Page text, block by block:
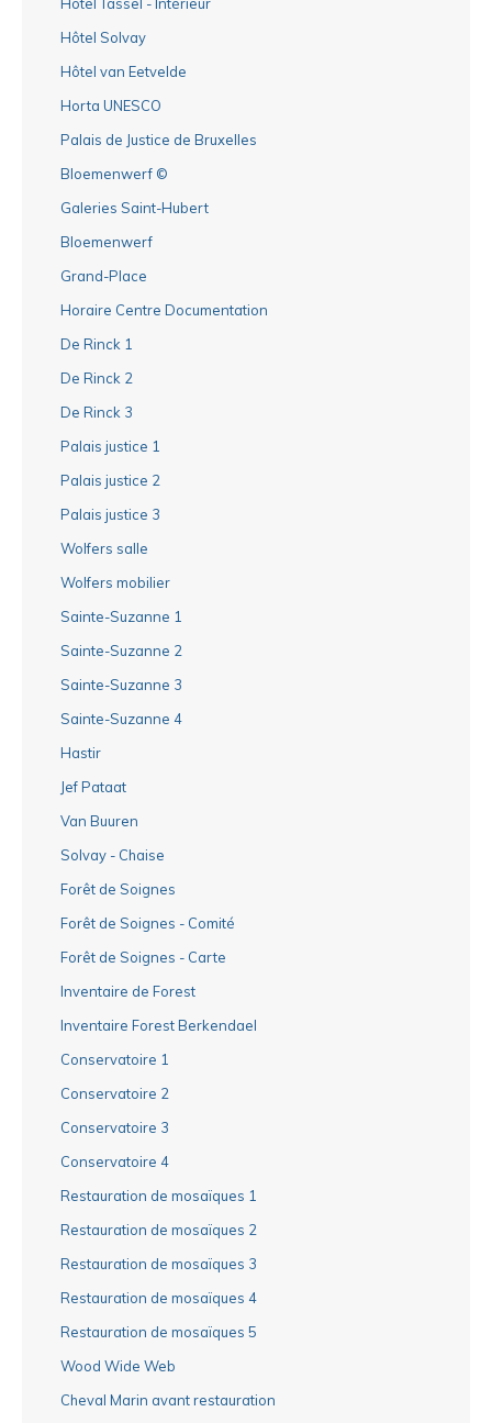
Hôtel Solvay
Hôtel van Eetvelde
Horta UNESCO
Palais de Justice de Bruxelles
Bloemenwerf ©
Galeries Saint-Hubert
Bloemenwerf
Grand-Place
Horaire Centre Documentation
De Rinck 1
De Rinck 2
De Rinck 3
Palais justice 1
Palais justice 2
Palais justice 3
Wolfers salle
Wolfers mobilier
Sainte-Suzanne 1
Sainte-Suzanne 2
Sainte-Suzanne 3
Sainte-Suzanne 4
Hastir
Jef Pataat
Van Buuren
Solvay - Chaise
Forêt de Soignes
Forêt de Soignes - Comité
Forêt de Soignes - Carte
Inventaire de Forest
Inventaire Forest Berkendael
Conservatoire 1
Conservatoire 2
Conservatoire 3
Conservatoire 4
Restauration de mosaïques 1
Restauration de mosaïques 2
Restauration de mosaïques 3
Restauration de mosaïques 4
Restauration de mosaïques 5
Wood Wide Web
Cheval Marin avant restauration